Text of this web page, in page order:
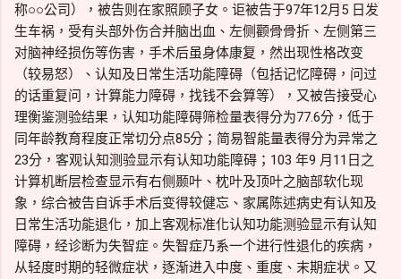
称○○公司），被告则在家照顾子女。讵被告于97年12月5 日发
生车祸，受有头部外伤合并脑出血、左侧颧骨骨折、左侧第三
对脑神经损伤等伤害，手术后虽身体康复，然出现性格改变
（较易怒）、认知及日常生活功能障碍（包括记忆障碍，问过
的话重复问，计算能力障碍，找钱不会算等），又被告接受心
理衡鉴测验结果，认知功能障碍筛检量表得分为77.6分，低于
同年龄教育程度正常切分点85分；简易智能量表得分为异常之
23分，客观认知测验显示有认知功能障碍；103 年9 月11日之
计算机断层检查显示有右侧颞叶、枕叶及顶叶之脑部软化现
象，综合被告自诉手术后变得较健忘、家属陈述病史有认知及
日常生活功能退化，加上客观标准化认知功能测验显示有认知
障碍，经诊断为失智症。失智症乃系一个进行性退化的疾病，
从轻度时期的轻微症状，逐渐进入中度、重度、末期症状。又